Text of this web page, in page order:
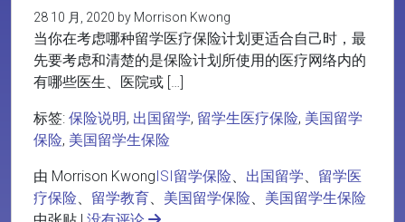
28 10 月, 2020 by Morrison Kwong
当你在考虑哪种留学医疗保险计划更适合自己时，最
先要考虑和清楚的是保险计划所使用的医疗网络内的
有哪些医生、医院或 […]
标签: 保险说明, 出国留学, 留学生医疗保险, 美国留学
保险, 美国留学生保险
由 Morrison KwongISI留学保险、 出国留学、 留学医
疗保险、 留学教育、 美国留学保险、 美国留学生保险